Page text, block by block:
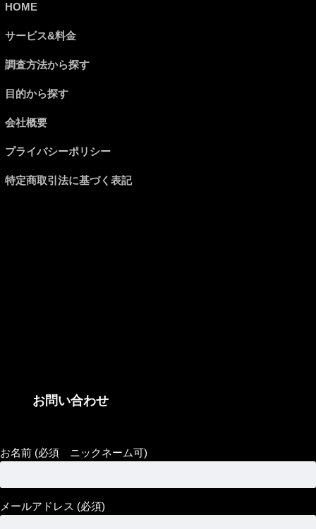
HOME
サービス&料金
調査方法から探す
目的から探す
会社概要
プライバシーポリシー
特定商取引法に基づく表記
お問い合わせ
お名前 (必須 ニックネーム可)
メールアドレス (必須)